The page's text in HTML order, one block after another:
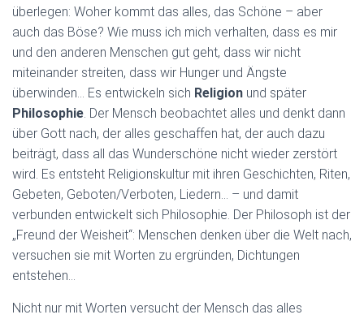
überlegen: Woher kommt das alles, das Schöne – aber
auch das Böse? Wie muss ich mich verhalten, dass es mir
und den anderen Menschen gut geht, dass wir nicht
miteinander streiten, dass wir Hunger und Ängste
überwinden… Es entwickeln sich Religion und später
Philosophie. Der Mensch beobachtet alles und denkt dann
über Gott nach, der alles geschaffen hat, der auch dazu
beiträgt, dass all das Wunderschöne nicht wieder zerstört
wird. Es entsteht Religionskultur mit ihren Geschichten, Riten,
Gebeten, Geboten/Verboten, Liedern… – und damit
verbunden entwickelt sich Philosophie. Der Philosoph ist der
„Freund der Weisheit“: Menschen denken über die Welt nach,
versuchen sie mit Worten zu ergründen, Dichtungen
entstehen…
Nicht nur mit Worten versucht der Mensch das alles